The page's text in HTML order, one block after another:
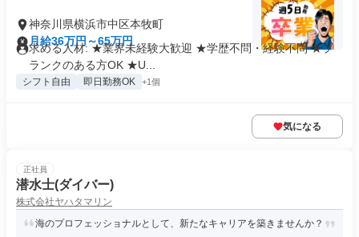
神奈川県横浜市中区本牧町
月給36万円～65万円
求める人材: ★業界未経験大歓迎 ★学歴不問・経験不問 ★ブ
ランクのある方OK ★U...
シフト自由 即日勤務OK +1個
気になる
正社員
潜水士(ダイバー)
株式会社ヤハタマリン
海のプロフェッショナルとして、新たなキャリアを築きませんか？